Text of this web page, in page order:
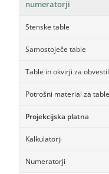
numeratorji
Stenske table
Samostoječe table
Table in okvirji za
Potrošni material za table
Projekcijska platna
Kalkulatorji
Numeratorji